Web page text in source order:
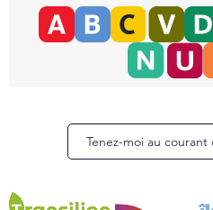
Tenez-moi au courant